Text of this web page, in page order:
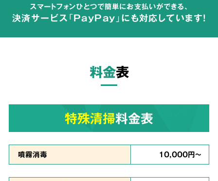
が広がらないよう配慮して体液や汚物の汚れを
ご依頼者様の気持ちに
対応
真心を
込めて対応
スマートフォンひとつで簡単にお支払いができる、
決済サービス「PayPay」にも対応しています!
料金表
特殊清掃料金表
噴霧消毒 10,000円～